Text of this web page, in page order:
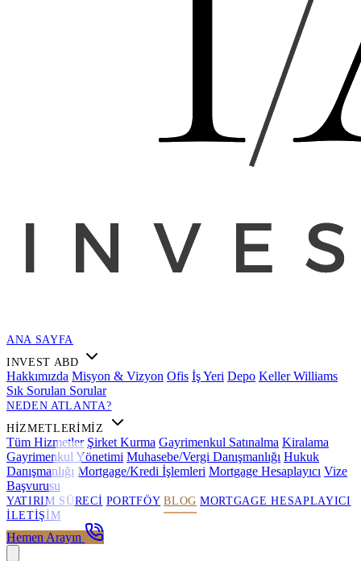
ANA SAYFA
INVEST ABD
Hakkımızda Misyon & Vizyon Ofis İş Yeri Depo Keller Williams
Sık Sorulan Sorular
NEDEN ATLANTA?
HIZMETLERIMIZ
Tüm Hizmetler Şirket Kurma Gayrimenkul Satınalma Kiralama
Gayrimenkul Yönetimi Muhasebe/Vergi Danışmanlığı Hukuk
Danışmanlığı Mortgage/Kredi İşlemleri Mortgage Hesaplayıcı Vize
Başvurusu
YATIRIM SÜRECI PORTFÖY BLOG MORTGAGE HESAPLAYICI
İLETIŞIM
Hemen Arayın